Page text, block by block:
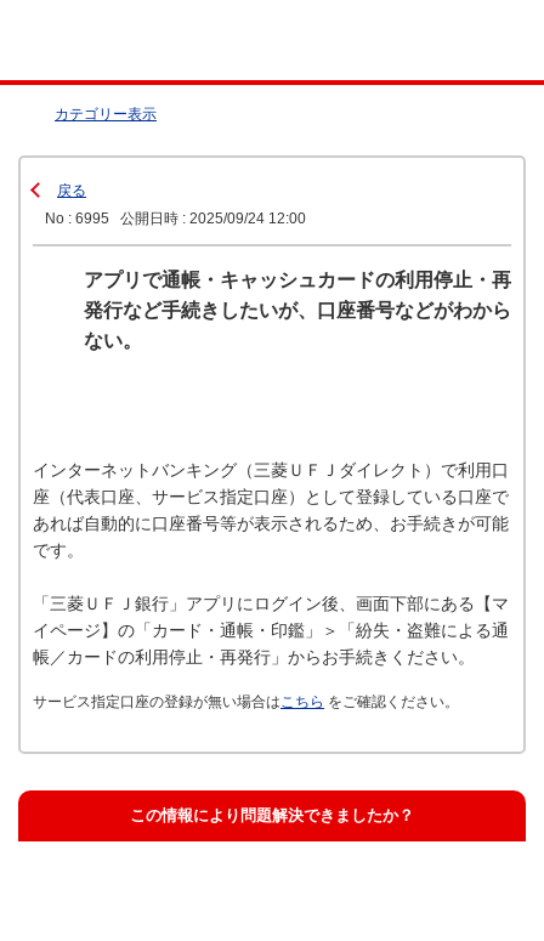
カテゴリー表示
戻る
No : 6995
公開日時 : 2025/09/24 12:00
アプリで通帳・キャッシュカードの利用停止・再
発行など手続きしたいが、口座番号などがわから
ない。
インターネットバンキング（三菱ＵＦＪダイレクト）で利用口
座（代表口座、サービス指定口座）として登録している口座で
あれば自動的に口座番号等が表示されるため、お手続きが可能
です。
「三菱ＵＦＪ銀行」アプリにログイン後、画面下部にある【マ
イページ】の「カード・通帳・印鑑」＞「紛失・盗難による通
帳／カードの利用停止・再発行」からお手続きください。
サービス指定口座の登録が無い場合は こちら をご確認ください。
この情報により問題解決できましたか？